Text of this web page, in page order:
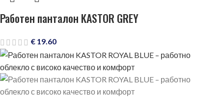
Работен панталон KASTOR GREY
€ 19.60